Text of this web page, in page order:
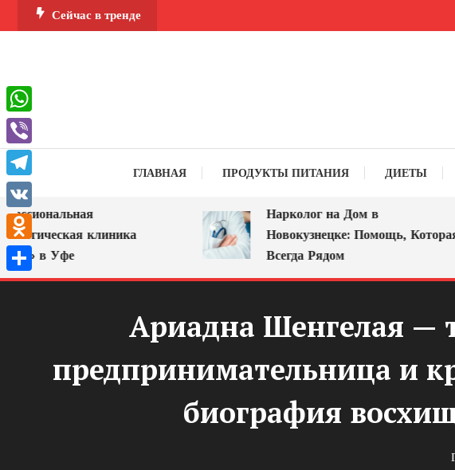
Перейти
к
Сейчас в тренде
ГЛАВНАЯ ПРОДУКТЫ ПИТАНИЯ ДИЕТЫ
клиника
в Уфе
Нарколог на Дом в
Новокузнецке: Помощь, Которая
Всегда Рядом
Ариадна Шенгелая —
предпринимательница и
биография
WhatsApp
Viber
Telegram
VK
Odnoklassniki
Отправить